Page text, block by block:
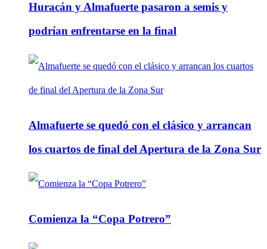
Huracán y Almafuerte pasaron a semis y
podrían enfrentarse en la final
Almafuerte se quedó con el clásico y arrancan
los cuartos de final del Apertura de la Zona Sur
Comienza la “Copa Potrero”